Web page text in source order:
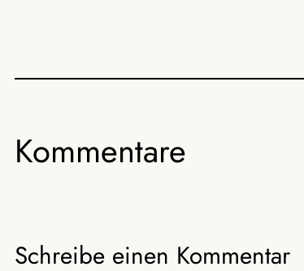
Kommentare
Schreibe einen Kommentar